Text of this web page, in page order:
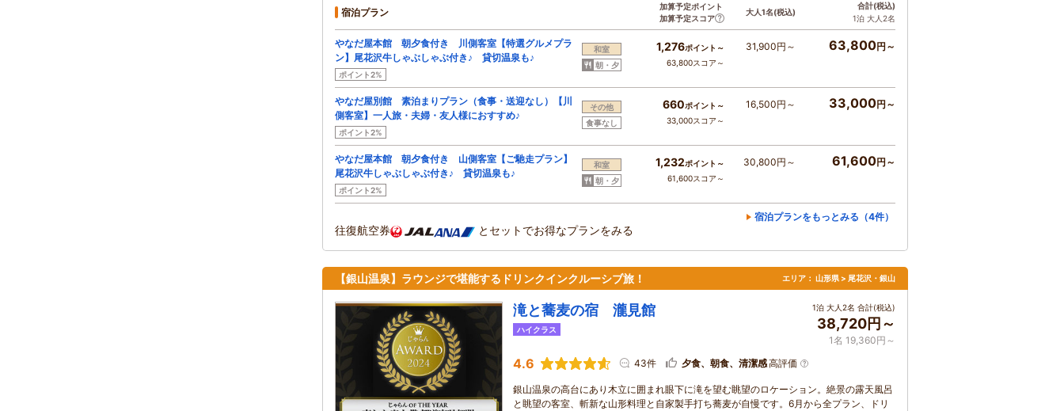
宿泊プラン
加算予定ポイント
加算予定スコア
大人1名(税込)
合計(税込)
1泊 大人2名
やなだ屋本館 朝夕食付き 川側客室【特選グルメプラ
ン】尾花沢牛しゃぶしゃぶ付き♪ 貸切温泉も♪
ポイント2%
和室
朝・夕
1,276ポイント～
63,800スコア～
31,900円～ 63,800円～
やなだ屋別館 素泊まりプラン（食事・送迎なし）【川
側客室】一人旅・夫婦・友人様におすすめ♪
ポイント2%
その他
食事なし
660ポイント～
33,000スコア～
16,500円～ 33,000円～
やなだ屋本館 朝夕食付き 山側客室【ご馳走プラン】
尾花沢牛しゃぶしゃぶ付き♪ 貸切温泉も♪
ポイント2%
和室
朝・夕
1,232ポイント～
61,600スコア～
30,800円～ 61,600円～
宿泊プランをもっとみる（4件）
往復航空券 とセットでお得なプランをみる
【銀山温泉】ラウンジで堪能するドリンクインクルーシブ旅！ エリア： 山形県 > 尾花沢・銀山
滝と蕎麦の宿 瀧見館
ハイクラス
1泊 大人2名 合計(税込)
38,720円～
1名 19,360円～
4.6 43件 夕食、朝食、清潔感高評価
銀山温泉の高台にあり木立に囲まれ眼下に滝を望む眺望のロケーション。絶景の露天風呂
と眺望の客室、斬新な山形料理と自家製手打ち蕎麦が自慢です。6月から全プラン、ドリ